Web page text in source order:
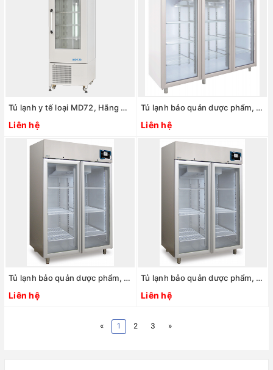
Tủ lạnh y tế loại MD72, Hãng Nuve/Thổ Nhĩ Kỳ
Liên hệ
Tủ lạnh bảo quản dược phẩm, y tế +2 đến +15oC, MPR 2100 xPRO, Hãng Evermed/Ý
Liên hệ
Tủ lạnh bảo quản dược phẩm, y tế +2 đến +15oC, MPR 1365 xPRO, Hãng Evermed/Ý
Liên hệ
Tủ lạnh bảo quản dược phẩm, y tế +2 đến +15oC, MPR 1160 xPRO, Hãng Evermed/Ý
Liên hệ
« 1 2 3 »